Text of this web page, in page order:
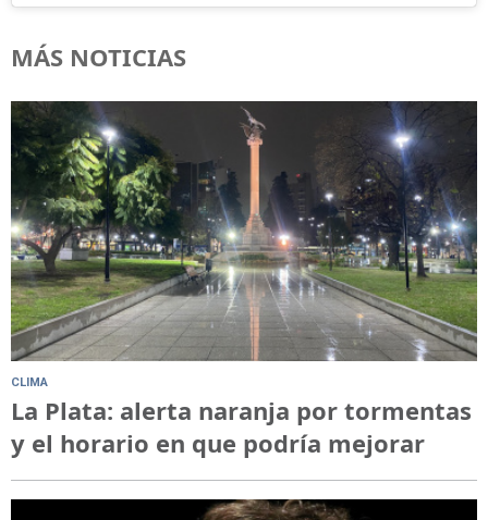
MÁS NOTICIAS
CLIMA
La Plata: alerta naranja por tormentas
y el horario en que podría mejorar